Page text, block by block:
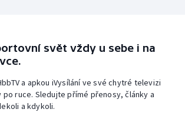
svět vždy u sebe i na
a apkou iVysílání ve své chytré televizi
po ruce. Sledujte přímé přenosy, články a
a kdykoli.